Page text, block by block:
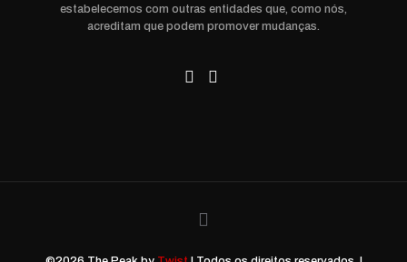
estabelecemos com outras entidades que, como nós,
acreditam que podem promover mudanças.